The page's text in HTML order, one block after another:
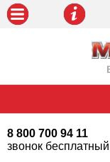
8 800 700 94 11
звонок бесплатный